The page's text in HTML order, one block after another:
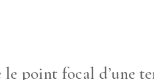
point focal d’une